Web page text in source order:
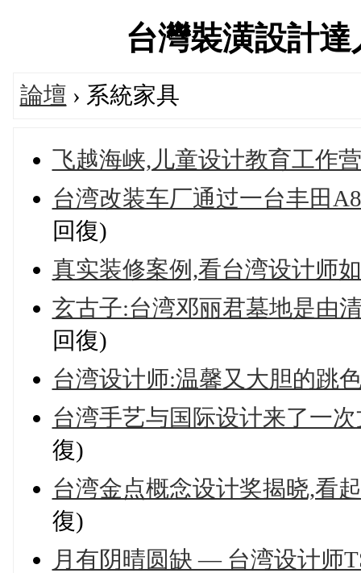
台灣裝潢設計
論壇 › 系統家具
飞越海峡,儿童设计教育工作
台湾改装车厂通过一台丰田
回復)
真实装修案例,看台湾设计师
玄古子:台湾邓丽君墓地是由
回復)
台湾设计师:温馨又大胆的跳
台湾手艺与国际设计来了一
復)
台湾金点概念设计奖揭晓,看
復)
月有阴晴圆缺 — 台湾设计师